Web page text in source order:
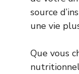
source
une vie
Que vous